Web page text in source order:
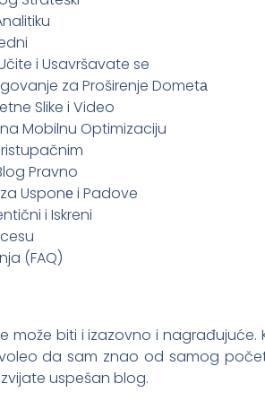
i Usavršavate se
za Proširenje Dometа
Slike i Video
Mobilnu Optimizaciju
Pravno
Usponе i Padove
i Iskreni
(FAQ)
može biti i izazovno i
da sam znao od samog
uspešan blog.